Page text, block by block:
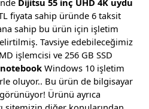
Dijitsu 55 inç UHD 4K uydu
fiyata sahip üründe 6 taksit
sahip bu ürün için işletim
Tavsiye edebileceğimiz
işlemcisi ve 256 GB SSD
notebookWindows 10 işletim
oluyor.. Bu ürün de bilgisayar
Ürünü ayrıca